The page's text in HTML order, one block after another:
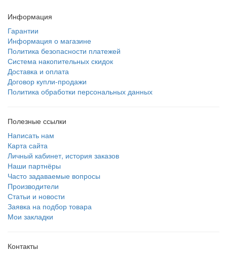
Информация
Гарантии
Информация о магазине
Политика безопасности платежей
Система накопительных скидок
Доставка и оплата
Договор купли-продажи
Политика обработки персональных данных
Полезные ссылки
Написать нам
Карта сайта
Личный кабинет, история заказов
Наши партнёры
Часто задаваемые вопросы
Производители
Статьи и новости
Заявка на подбор товара
Мои закладки
Контакты